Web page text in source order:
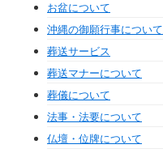
お盆について
沖縄の御願行事について
葬送サービス
葬送マナーについて
葬儀について
法事・法要について
仏壇・位牌について